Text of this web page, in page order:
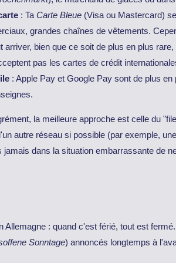
: Ta Carte Bleue (Visa ou Mastercard)
grandes chaînes de vêtements.
arriver, bien que ce soit de plus en plus
pas les cartes de crédit
: Apple Pay et Google Pay sont de plus
la meilleure approche est celle du
autre réseau si possible (par exemple,
jamais dans la situation embarrassante de
Allemagne : quand c'est férié, tout est
Sonntage) annoncés longtemps à